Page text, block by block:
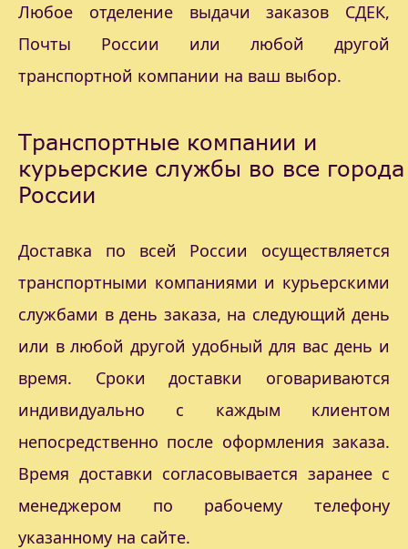
Любое отделение выдачи заказов СДЕК,
Почты России или любой другой
транспортной компании на ваш выбор.
Транспортные компании и
курьерские службы во все города
России
Доставка по всей России осуществляется
транспортными компаниями и курьерскими
службами в день заказа, на следующий день
или в любой другой удобный для вас день и
время. Сроки доставки оговариваются
индивидуально с каждым клиентом
непосредственно после оформления заказа.
Время доставки согласовывается заранее с
менеджером по рабочему телефону
указанному на сайте.